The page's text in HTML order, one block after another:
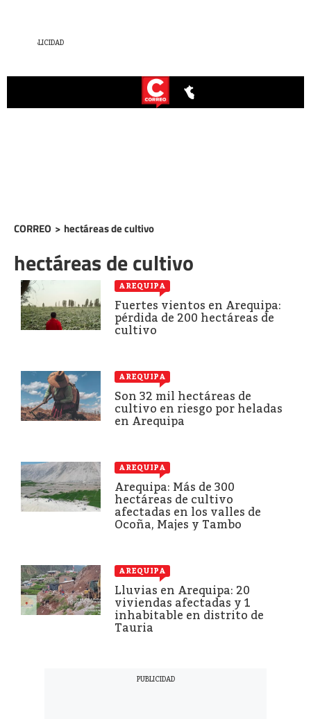
CORREO > hectáreas de cultivo
hectáreas de cultivo
AREQUIPA
Fuertes vientos en Arequipa:
pérdida de 200 hectáreas de
cultivo
AREQUIPA
Son 32 mil hectáreas de
cultivo en riesgo por heladas
en Arequipa
AREQUIPA
Arequipa: Más de 300
hectáreas de cultivo
afectadas en los valles de
Ocoña, Majes y Tambo
AREQUIPA
Lluvias en Arequipa: 20
viviendas afectadas y 1
inhabitable en distrito de
Tauria